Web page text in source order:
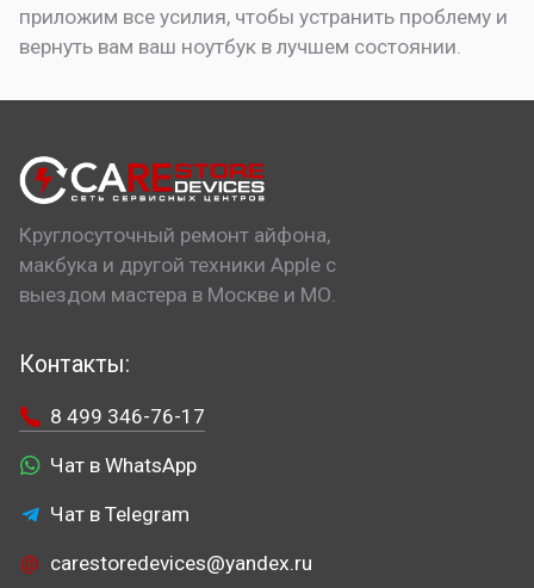
приложим все усилия, чтобы устранить проблему и
вернуть вам ваш ноутбук в лучшем состоянии.
Круглосуточный ремонт айфона,
макбука и другой техники Apple с
выездом мастера в Москве и МО.
Контакты:
8 499 346-76-17
Чат в WhatsApp
Чат в Telegram
carestoredevices@yandex.ru